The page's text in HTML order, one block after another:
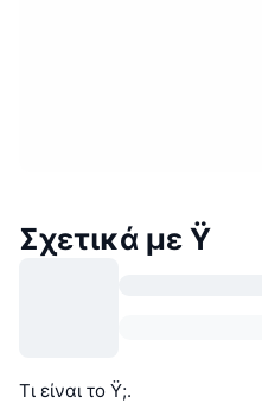
Σχετικά με Ÿ
Τι είναι το Ÿ;.